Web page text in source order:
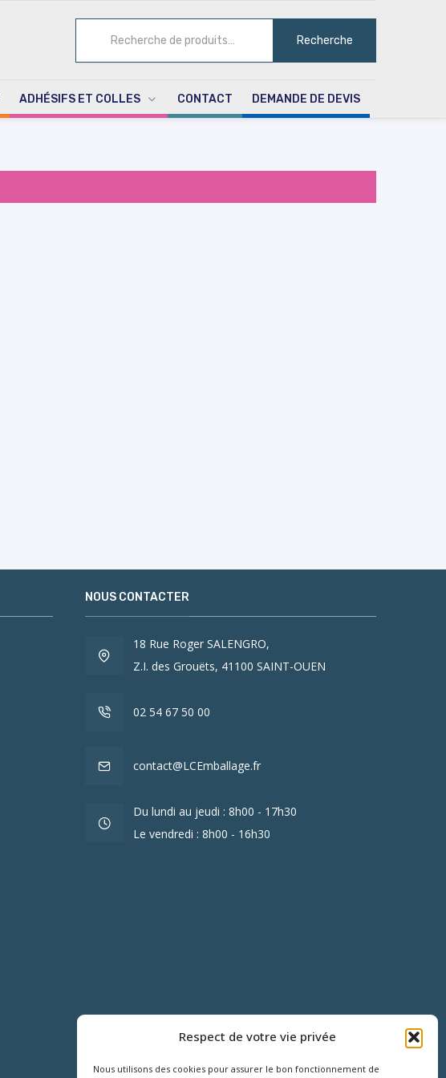
Respect de votre vie privée
Nous utilisons des cookies pour assurer le bon fonctionnement de
Recherche
ADHÉSIFS ET COLLES CONTACT DEMANDE DE DEVIS
NOUS CONTACTER
18 Rue Roger SALENGRO,
Z.I. des Grouëts, 41100 SAINT-OUEN
02 54 67 50 00
contact@LCEmballage.fr
Du lundi au jeudi : 8h00 - 17h30
Le vendredi : 8h00 - 16h30